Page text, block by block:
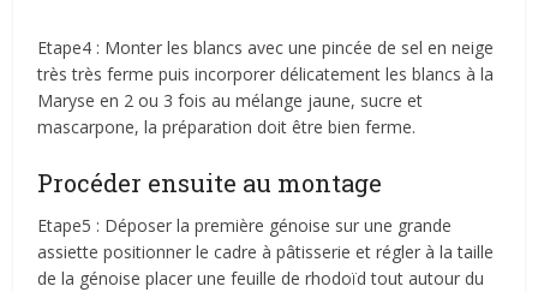
Etape4 : Monter les blancs avec une pincée de sel en neige
très très ferme puis incorporer délicatement les blancs à la
Maryse en 2 ou 3 fois au mélange jaune, sucre et
mascarpone, la préparation doit être bien ferme.
Procéder ensuite au montage
Etape5 : Déposer la première génoise sur une grande
assiette positionner le cadre à pâtisserie et régler à la taille
de la génoise placer une feuille de rhodoïd tout autour du